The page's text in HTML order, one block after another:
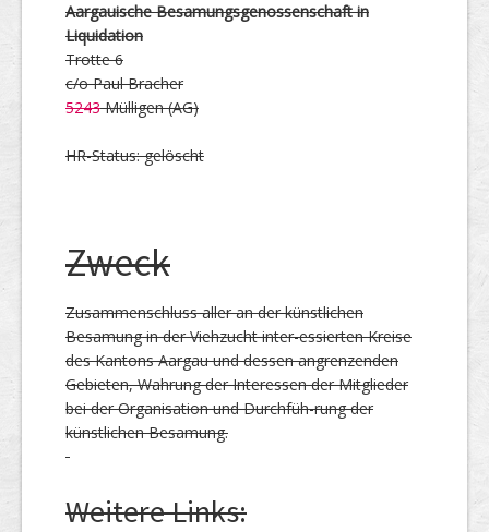
Aargauische Besamungsgenossenschaft in
Liquidation
Trotte 6
c/o Paul Bracher
5243Mülligen (AG)
HR-Status: gelöscht
Zweck
Zusammenschluss aller an der künstlichen
Besamung in der Viehzucht inter-essierten Kreise
des Kantons Aargau und dessen angrenzenden
Gebieten, Wahrung der Interessen der Mitglieder
bei der Organisation und Durchfüh-rung der
künstlichen Besamung.
Weitere Links: